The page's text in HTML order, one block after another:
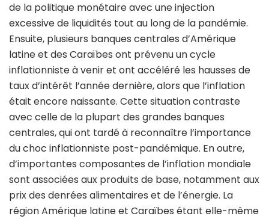
de la politique monétaire avec une injection
excessive de liquidités tout au long de la pandémie.
Ensuite, plusieurs banques centrales d’Amérique
latine et des Caraïbes ont prévenu un cycle
inflationniste à venir et ont accéléré les hausses de
taux d’intérêt l’année dernière, alors que l’inflation
était encore naissante. Cette situation contraste
avec celle de la plupart des grandes banques
centrales, qui ont tardé à reconnaître l’importance
du choc inflationniste post-pandémique. En outre,
d’importantes composantes de l’inflation mondiale
sont associées aux produits de base, notamment aux
prix des denrées alimentaires et de l’énergie. La
région Amérique latine et Caraïbes étant elle-même